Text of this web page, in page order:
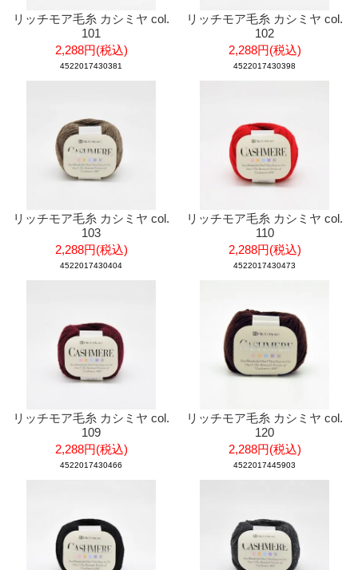
リッチモア毛糸 カシミヤ col.
101
2,288円(税込)
4522017430381
リッチモア毛糸 カシミヤ col.
102
2,288円(税込)
4522017430398
リッチモア毛糸 カシミヤ col.
103
2,288円(税込)
4522017430404
リッチモア毛糸 カシミヤ col.
110
2,288円(税込)
4522017430473
リッチモア毛糸 カシミヤ col.
109
2,288円(税込)
4522017430466
リッチモア毛糸 カシミヤ col.
120
2,288円(税込)
4522017445903